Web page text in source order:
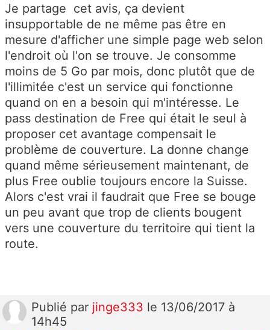
Je partage cet avis, ça devient
insupportable de ne même pas être en
mesure d'afficher une simple page web selon
l'endroit où l'on se trouve. Je consomme
moins de 5 Go par mois, donc plutôt que de
l'illimitée c'est un service qui fonctionne
quand on en a besoin qui m'intéresse. Le
pass destination de Free qui était le seul à
proposer cet avantage compensait le
problème de couverture. La donne change
quand même sérieusement maintenant, de
plus Free oublie toujours encore la Suisse.
Alors c'est vrai il faudrait que Free se bouge
un peu avant que trop de clients bougent
vers une couverture du territoire qui tient la
route.
Publié par jinge333 le 13/06/2017 à
14h45